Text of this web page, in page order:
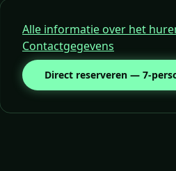
Alle informatie over het
Contactgegevens
Direct reserveren — 7-